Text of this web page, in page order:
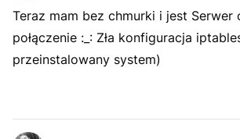
Teraz mam bez chmurki i jest Serwer
połączenie :_: Zła konfiguracja
przeinstalowany system)